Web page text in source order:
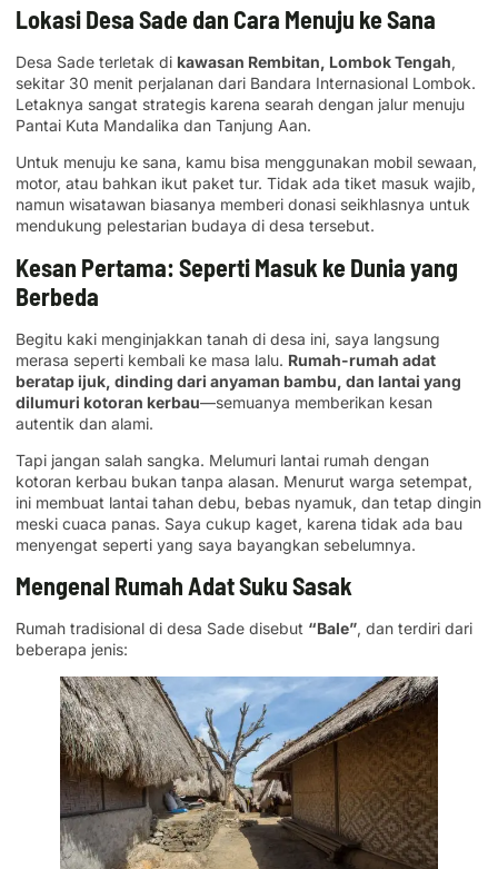
Lokasi Desa Sade dan Cara Menuju ke Sana
Desa Sade terletak di kawasan Rembitan, Lombok Tengah,
sekitar 30 menit perjalanan dari Bandara Internasional Lombok.
Letaknya sangat strategis karena searah dengan jalur menuju
Pantai Kuta Mandalika dan Tanjung Aan.
Untuk menuju ke sana, kamu bisa menggunakan mobil sewaan,
motor, atau bahkan ikut paket tur. Tidak ada tiket masuk wajib,
namun wisatawan biasanya memberi donasi seikhlasnya untuk
mendukung pelestarian budaya di desa tersebut.
Kesan Pertama: Seperti Masuk ke Dunia yang
Berbeda
Begitu kaki menginjakkan tanah di desa ini, saya langsung
merasa seperti kembali ke masa lalu. Rumah-rumah adat
beratap ijuk, dinding dari anyaman bambu, dan lantai yang
dilumuri kotoran kerbau—semuanya memberikan kesan
autentik dan alami.
Tapi jangan salah sangka. Melumuri lantai rumah dengan
kotoran kerbau bukan tanpa alasan. Menurut warga setempat,
ini membuat lantai tahan debu, bebas nyamuk, dan tetap dingin
meski cuaca panas. Saya cukup kaget, karena tidak ada bau
menyengat seperti yang saya bayangkan sebelumnya.
Mengenal Rumah Adat Suku Sasak
Rumah tradisional di desa Sade disebut “Bale”, dan terdiri dari
beberapa jenis: